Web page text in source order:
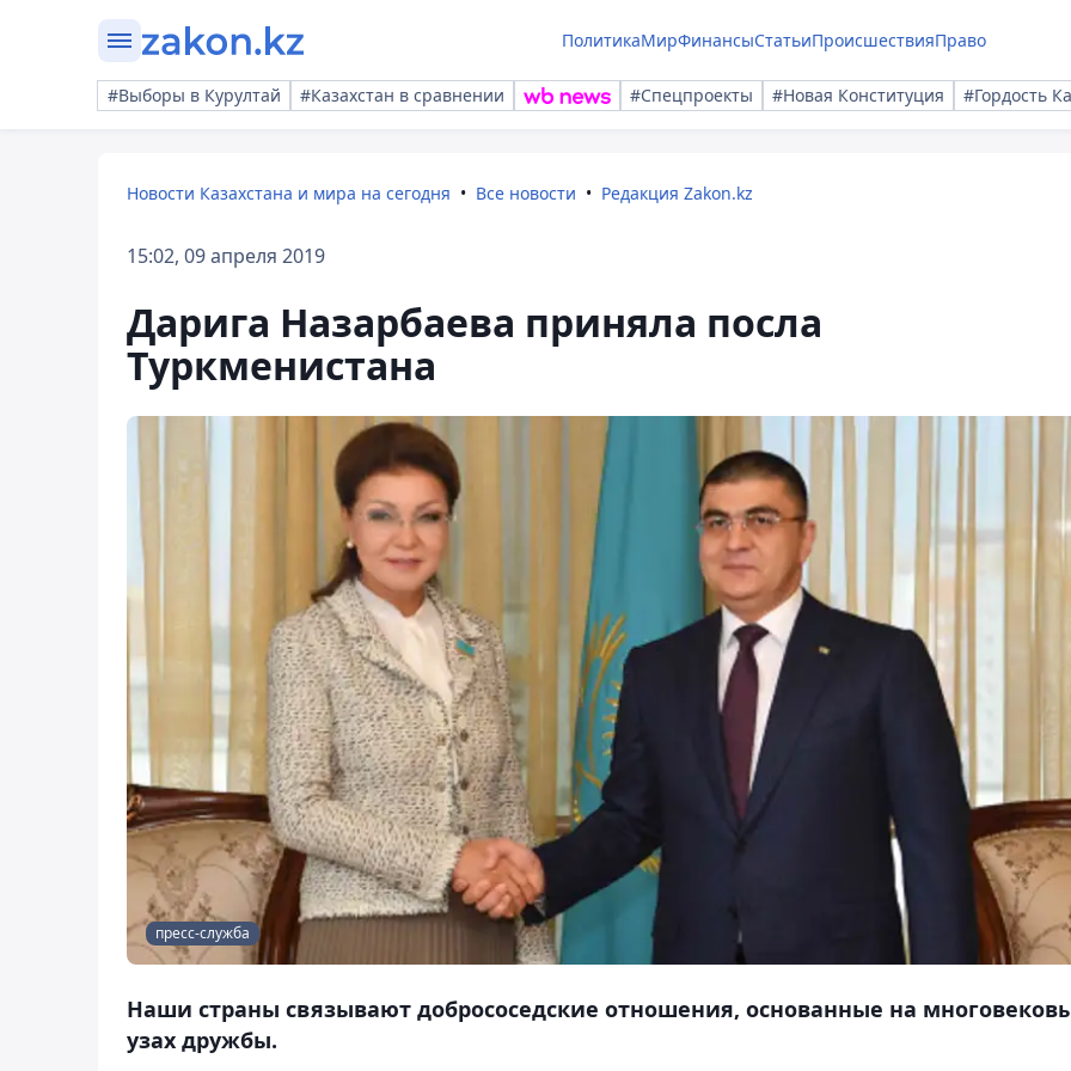
ПолитикаМирФинансыСтатьиПроисшествияПраво
#Выборы в Курултай #Казахстан в сравнении #Спецпроекты #Новая Конституция #Гордость
Новости Казахстана и мира на сегодня Все новости Редакция Zakon.kz
15:02, 09 апреля 2019
Дарига Назарбаева приняла посла
Туркменистана
пресс-служба
Наши страны связывают добрососедские отношения, основанные на
узах дружбы.